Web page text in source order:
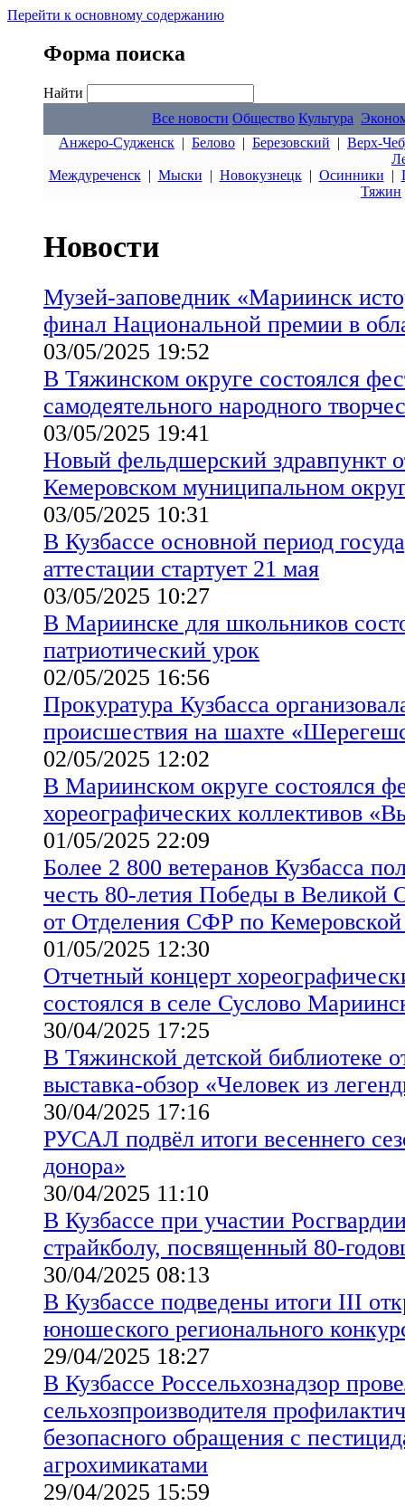
Перейти к основному содержанию
Форма поиска
Найти
Все новости Общество Культура
Анжеро-Судженск | Белово | Березовский | Верх-
Междуреченск| Мыски | Новокузнецк| Осинники |
Тяжин
Новости
Музей-заповедник «Мариинск
финал Национальной премии в
03/05/2025 19:52
В Тяжинском округе состоялся
самодеятельного народного
03/05/2025 19:41
Новый фельдшерский здравпункт
Кемеровском муниципальном
03/05/2025 10:31
В Кузбассе основной период
аттестации стартует 21 мая
03/05/2025 10:27
В Мариинске для школьников
патриотический урок
02/05/2025 16:56
Прокуратура Кузбасса
происшествия на шахте
02/05/2025 12:02
В Мариинском округе состоялся
хореографических коллективов
01/05/2025 22:09
Более 2 800 ветеранов Кузбасса
честь 80-летия Победы в Великой
от Отделения СФР по Кемеровской
01/05/2025 12:30
Отчетный концерт
состоялся в селе Суслово
30/04/2025 17:25
В Тяжинской детской библиотеке
выставка-обзор «Человек из
30/04/2025 17:16
РУСАЛ подвёл итоги весеннего
донора»
30/04/2025 11:10
В Кузбассе при участии
страйкболу, посвященный 80-
30/04/2025 08:13
В Кузбассе подведены итоги III
юношеского регионального
29/04/2025 18:27
В Кузбассе Россельхознадзор
сельхозпроизводителя
безопасного обращения с
агрохимикатами
29/04/2025 15:59